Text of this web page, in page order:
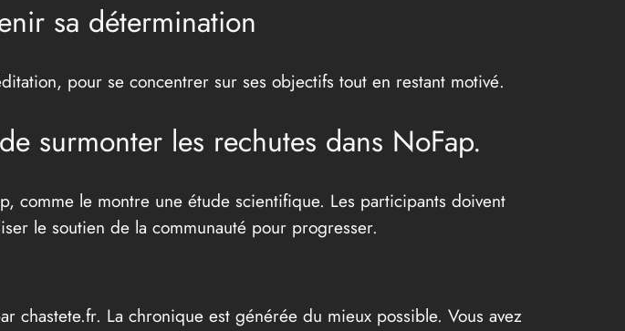
sa détermination
pour se concentrer sur ses objectifs tout en restant motivé.
surmonter les rechutes dans NoFap.
comme le montre une étude scientifique. Les participants doivent
le soutien de la communauté pour progresser.
chastete.fr. La chronique est générée du mieux possible. Vous avez